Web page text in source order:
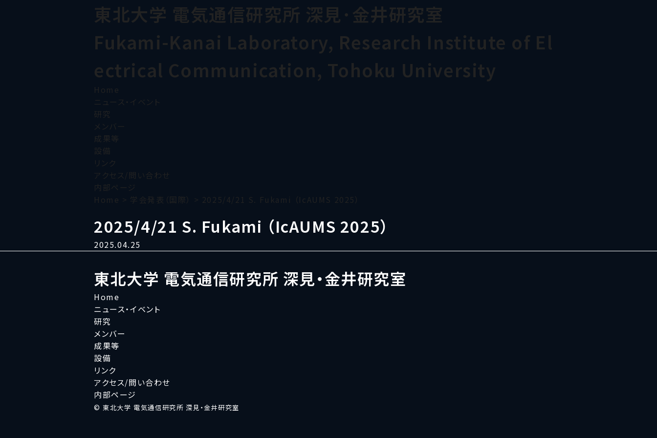
東北大学 電気通信研究所 深見･金井研究室
Fukami-Kanai Laboratory, Research Institute of El
ectrical Communication, Tohoku University
Home
ニュース・イベント
研究
メンバー
成果等
設備
リンク
アクセス/問い合わせ
内部ページ
Home > 学会発表（国際） > 2025/4/21 S. Fukami （IcAUMS 2025）
2025/4/21 S. Fukami （IcAUMS 2025）
2025.04.25
東北大学 電気通信研究所 深見・金井研究室
Home
ニュース・イベント
研究
メンバー
成果等
設備
リンク
アクセス/問い合わせ
内部ページ
© 東北大学 電気通信研究所 深見・金井研究室